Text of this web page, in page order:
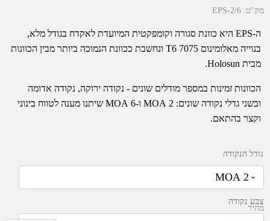
מק"ט: EPS-2/6
ה-EPS היא כוונת סגורה וקומפקטית המיועדת לאקדח בגודל מלא,
בנוייה מאלומינום 7075 T6 ונחשבת ככוונת הנמוכה ביותר מבין הכוונות
מבית Holosun.
הכוונות זמינות במספר מודלים שונים - נקודה ירוקה, נקודה אדומה
ובשני גדלי נקודה שונים: 2 MOA ו-6 MOA שיתנו מענה לטווח בינוני
וקצר בהתאם.
מחיר
גודל הנקודה
צבע נקודה